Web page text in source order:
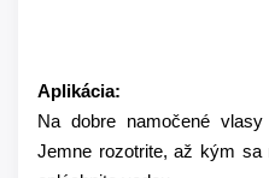
Aplikácia:
Na dobre namočené
Jemne rozotrite, až kým sa